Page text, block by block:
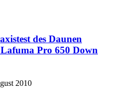
des Daunen
Pro 650 Down
2010